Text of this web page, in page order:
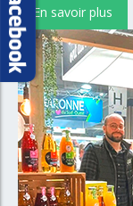
En savoir plus